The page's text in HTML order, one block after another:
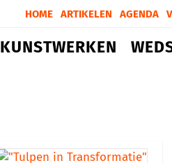
HOME ARTIKELEN AGENDA
KUNSTWERKEN